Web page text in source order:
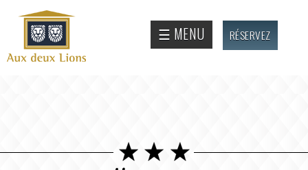
Site
officiel
de
☰ MENU RÉSERVEZ